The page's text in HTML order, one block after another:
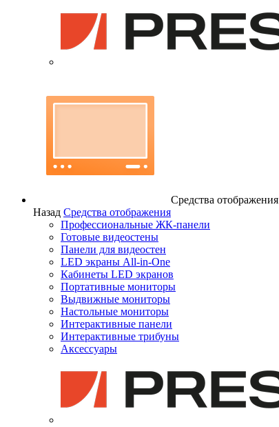
Средства отображения
Назад Средства отображения
Профессиональные ЖК-панели
Готовые видеостены
Панели для видеостен
LED экраны All-in-One
Кабинеты LED экранов
Портативные мониторы
Выдвижные мониторы
Настольные мониторы
Интерактивные панели
Интерактивные трибуны
Аксессуары